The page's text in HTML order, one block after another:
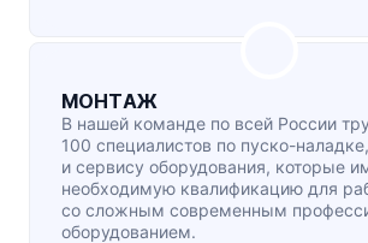
МОНТАЖ
В нашей команде по всей России
100 специалистов по пуско-наладке
и сервису оборудования, которые
необходимую квалификацию для
со сложным современным
оборудованием.